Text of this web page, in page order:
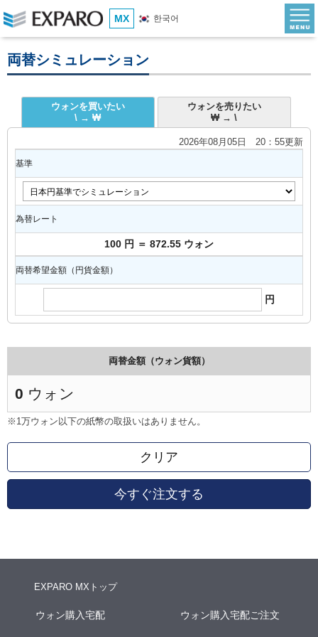
MX 한국어
両替シミュレーション
ウォンを買いたい
\ → ₩
ウォンを売りたい
₩ → \
2026年08月05日 20：55更新
基準
為替レート
100 円 ＝ 872.55 ウォン
両替希望金額（円貨金額）
円
両替金額（ウォン貨額）
0 ウォン
※1万ウォン以下の紙幣の取扱いはありません。
クリア
今すぐ注文する
EXPARO MXトップ
ウォン購入宅配 ウォン購入宅配ご注文